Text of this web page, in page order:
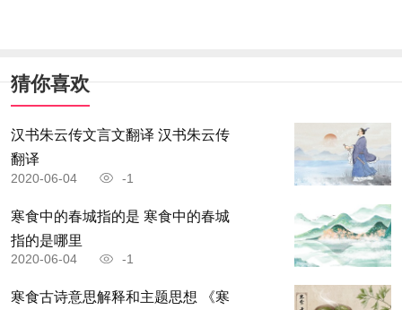
猜你喜欢
汉书朱云传文言文翻译 汉书朱云传
翻译
2020-06-04 -1
寒食中的春城指的是 寒食中的春城
指的是哪里
2020-06-04 -1
寒食古诗意思解释和主题思想 《寒